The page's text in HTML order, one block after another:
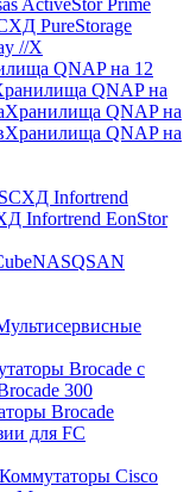
PureStorage
//X
QNAP на 12
QNAP на
Хранилища QNAP на
Хранилища QNAP на
СХД Infortrend
Infortrend EonStor
QSAN
Brocade с
300
Brocade
для FC
Коммутаторы Cisco